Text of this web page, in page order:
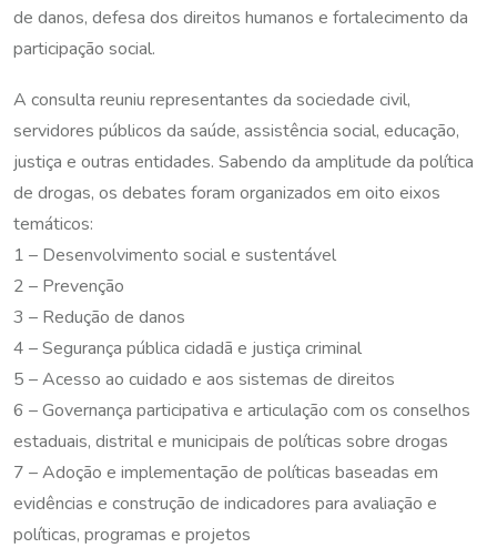
de danos, defesa dos direitos humanos e fortalecimento da
participação social.
A consulta reuniu representantes da sociedade civil,
servidores públicos da saúde, assistência social, educação,
justiça e outras entidades. Sabendo da amplitude da política
de drogas, os debates foram organizados em oito eixos
temáticos:
1 – Desenvolvimento social e sustentável
2 – Prevenção
3 – Redução de danos
4 – Segurança pública cidadã e justiça criminal
5 – Acesso ao cuidado e aos sistemas de direitos
6 – Governança participativa e articulação com os conselhos
estaduais, distrital e municipais de políticas sobre drogas
7 – Adoção e implementação de políticas baseadas em
evidências e construção de indicadores para avaliação e
políticas, programas e projetos